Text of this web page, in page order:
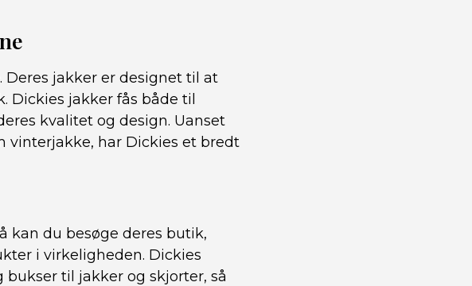
jakker er designet til at
Dickies jakker fås både til
kvalitet og design. Uanset
vinterjakke, har Dickies et bredt
kan du besøge deres butik,
i virkeligheden. Dickies
til jakker og skjorter, så